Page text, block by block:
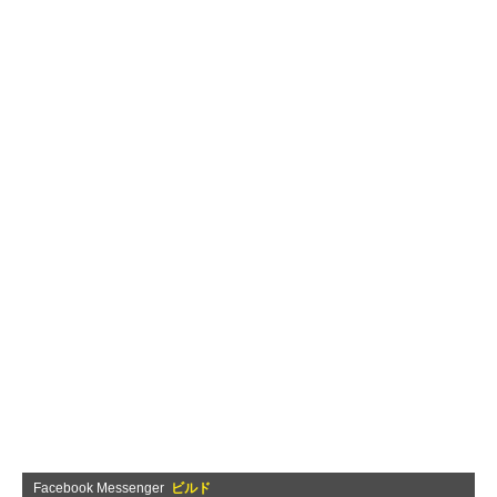
Facebook Messenger ビルド